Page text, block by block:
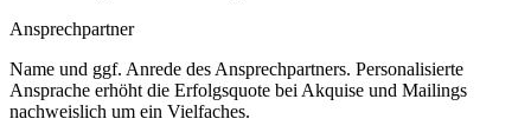
Ansprechpartner
Name und ggf. Anrede des Ansprechpartners. Personalisierte
Ansprache erhöht die Erfolgsquote bei Akquise und Mailings
nachweislich um ein Vielfaches.